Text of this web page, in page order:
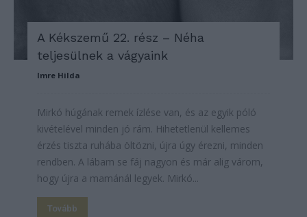
A Kékszemű 22. rész – Néha
teljesülnek a vágyaink
Imre Hilda
Mirkó húgának remek ízlése van, és az egyik póló
kivételével minden jó rám. Hihetetlenül kellemes
érzés tiszta ruhába öltözni, újra úgy érezni, minden
rendben. A lábam se fáj nagyon és már alig várom,
hogy újra a mamánál legyek. Mirkó...
Tovább